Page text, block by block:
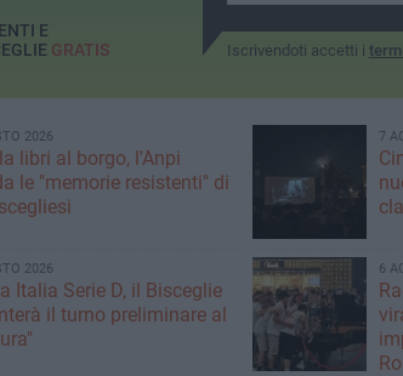
Iscrivendoti accetti i
E
GRATIS
2026
libri al borgo, l'Anpi
le "memorie resistenti" di
7
2026
Italia Serie D, il Bisceglie
il turno preliminare al
6